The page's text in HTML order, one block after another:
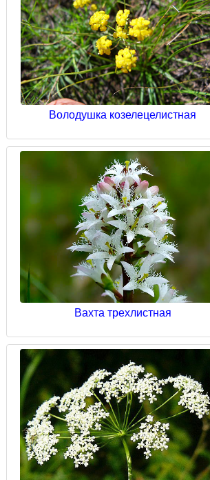
Володушка козелецелистная
Вахта трехлистная